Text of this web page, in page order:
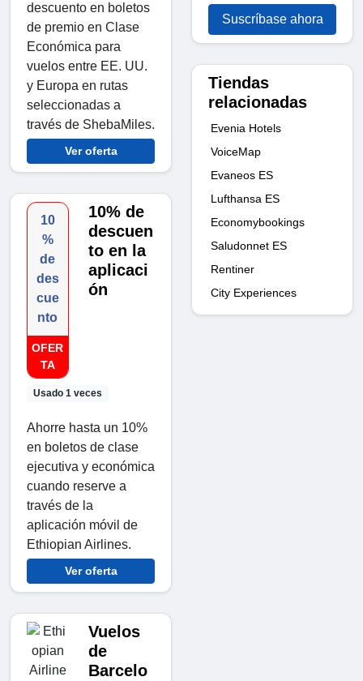
descuento en boletos
de premio en Clase
Económica para
vuelos entre EE. UU.
y Europa en rutas
seleccionadas a
través de ShebaMiles.
Ver oferta
10
%
de
des
cue
nto
OFER
TA
Usado 1 veces
10% de
descuen
to en la
aplicaci
ón
Ahorre hasta un 10%
en boletos de clase
ejecutiva y económica
cuando reserve a
través de la
aplicación móvil de
Ethiopian Airlines.
Ver oferta
Vuelos
de
Barcelo
Suscríbase ahora
Tiendas
relacionadas
Evenia Hotels
VoiceMap
Evaneos ES
Lufthansa ES
Economybookings
Saludonnet ES
Rentiner
City Experiences